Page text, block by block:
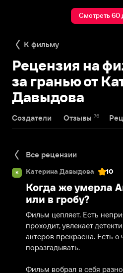
Смотреть 60
К фильму
Рецензия на
за гранью от
Давыдова
Создатели Отзывы 76
Все рецензии
К Катерина Давыдова 10
Когда же умерла
или в гробу?
Фильм цепляет. Есть
проходит, увлекает
актеров прекрасна. Есть о
поразгадывать.
Фильм вобрал в себя